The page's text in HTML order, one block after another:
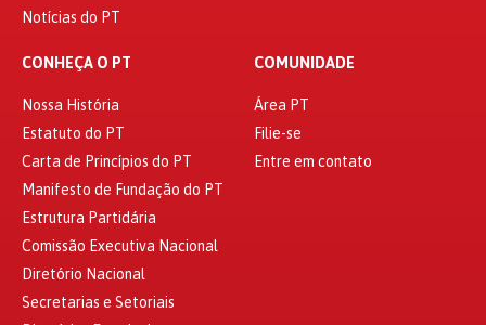
Notícias do PT
CONHEÇA O PT
Nossa História
Estatuto do PT
Carta de Princípios do PT
Manifesto de Fundação do PT
Estrutura Partidária
Comissão Executiva Nacional
Diretório Nacional
Secretarias e Setoriais
COMUNIDADE
Área PT
Filie-se
Entre em contato